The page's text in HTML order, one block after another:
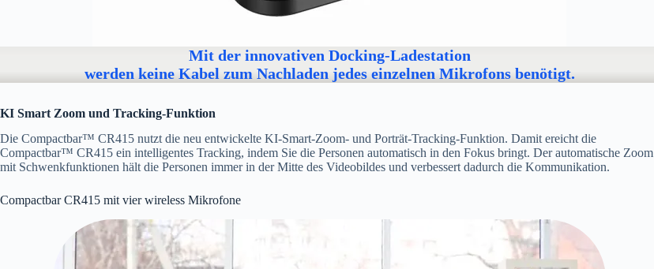
Mit der innovativen Docking-Ladestation
werden keine Kabel zum Nachladen jedes einzelnen Mikrofons benötigt.
KI Smart Zoom und Tracking-Funktion
Die Compactbar™ CR415 nutzt die neu entwickelte KI-Smart-Zoom- und Porträt-Tracking-Funktion. Damit ereicht die
Compactbar™ CR415 ein intelligentes Tracking, indem Sie die Personen automatisch in den Fokus bringt. Der automatische Zoom
mit Schwenkfunktionen hält die Personen immer in der Mitte des Videobildes und verbessert dadurch die Kommunikation.
Compactbar CR415 mit vier wireless Mikrofone